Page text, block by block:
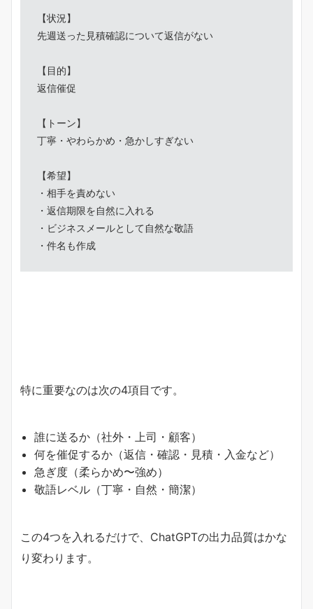
【状況】
先週送った見積確認について返信がない
【目的】
返信催促
【トーン】
丁寧・やわらかめ・急かしすぎない
【希望】
・相手を責めない
・返信期限を自然に入れる
・ビジネスメールとして自然な敬語
・件名も作成
特に重要なのは次の4項目です。
誰に送るか（社外・上司・顧客）
何を催促するか（返信・確認・見積・入金など）
急ぎ度（柔らかめ〜強め）
敬語レベル（丁寧・自然・簡潔）
この4つを入れるだけで、ChatGPTの出力品質はかな
り変わります。